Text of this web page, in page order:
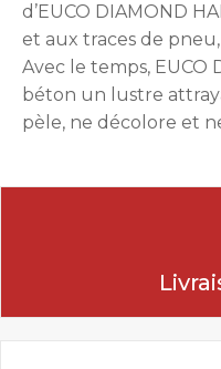
d’EUCO DIAMOND
et aux traces de
Avec le temps, EUCO
béton un lustre
pèle, ne décolore et ne